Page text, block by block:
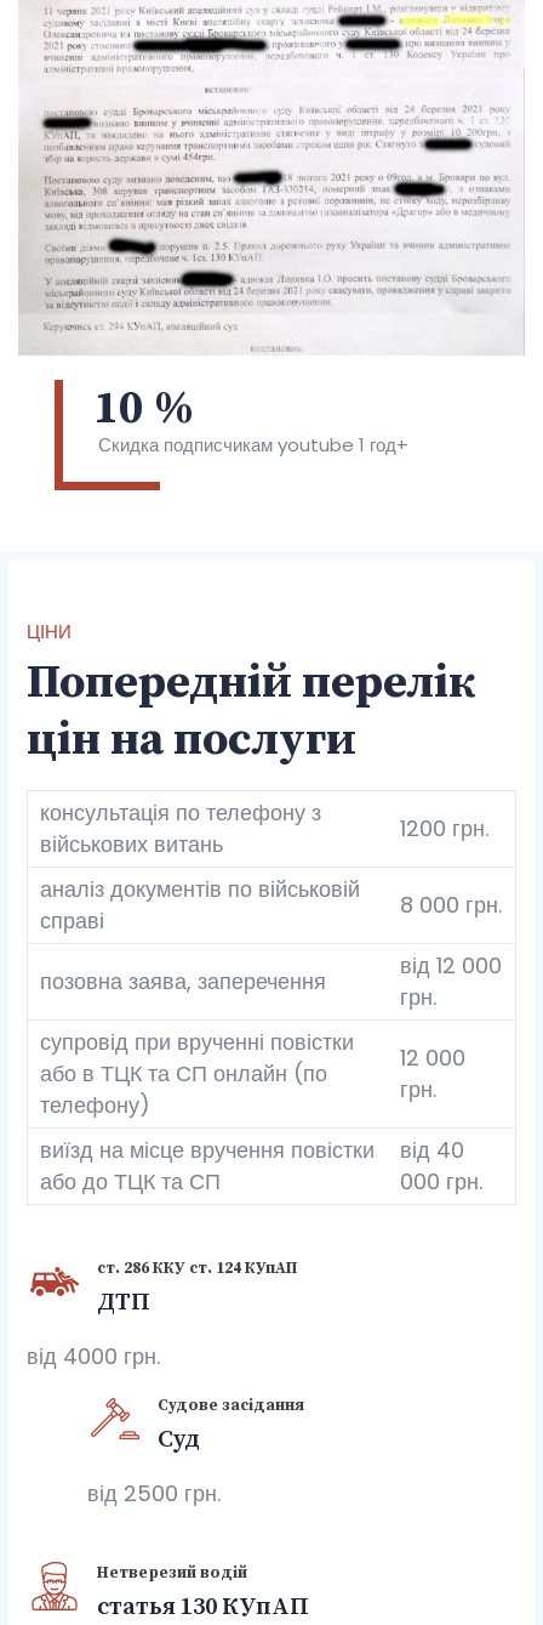
Стаття 130 КУпАП – Апеляційна інстанція – справа 361/1568/21
10 %
Скидка подписчикам youtube 1 год+
ЦІНИ
Попередній перелік
цін на послуги
консультація по телефону з
військових витань
1200 грн.
аналіз документів по військовій
справі
8 000 грн.
позовна заява, заперечення
від 12 000
грн.
супровід при врученні повістки
або в ТЦК та СП онлайн (по
телефону)
12 000
грн.
виїзд на місце вручення повістки
або до ТЦК та СП
від 40
000 грн.
ст. 286 ККУ ст. 124 КУпАП
ДТП
від 4000 грн.
Судове засідання
Суд
від 2500 грн.
Нетверезий водій
статья 130 КУпАП